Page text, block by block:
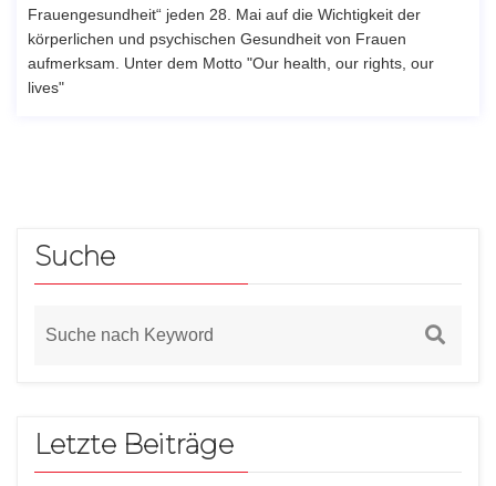
Frauengesundheit“ jeden 28. Mai auf die Wichtigkeit der
körperlichen und psychischen Gesundheit von Frauen
aufmerksam. Unter dem Motto "Our health, our rights, our
lives"
Suche
Letzte Beiträge